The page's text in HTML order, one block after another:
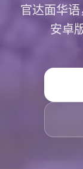
官达面华语
安卓